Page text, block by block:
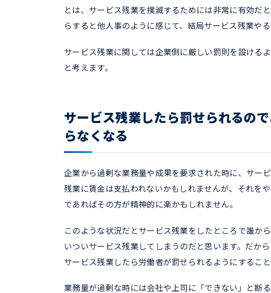
とは、サービス残業を撲滅するためには非常に有効だ
らすると他人事のように感じて、結局サービス残業やる
サービス残業に関しては企業側に厳しい罰則を設ける
と考えます。
サービス残業したら罰せられるの
らなくなる
企業から過剰な業務量や成果を要求された時に、サー
残業に賃金は支払われないかもしれませんが、それを
であればその方が精神的に楽かもしれません。
このような状況だとサービス残業をしたところで誰か
いついサービス残業してしまうのだと思います。だか
サービス残業したら労働者が罰せられるようにするこ
業務量が過剰な時には会社や上司に「できない」と断